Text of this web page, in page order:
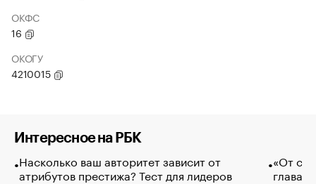
ОКФС
16
ОКОГУ
4210015
Интересное на РБК
Насколько ваш авторитет зависит от
атрибутов престижа? Тест для лидеров
«От
глава